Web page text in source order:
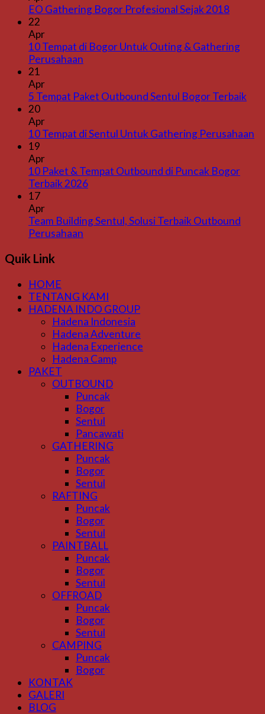
EO Gathering Bogor Profesional Sejak 2018
22
Apr
10 Tempat di Bogor Untuk Outing & Gathering
Perusahaan
21
Apr
5 Tempat Paket Outbound Sentul Bogor Terbaik
20
Apr
10 Tempat di Sentul Untuk Gathering Perusahaan
19
Apr
10 Paket & Tempat Outbound di Puncak Bogor
Terbaik 2026
17
Apr
Team Building Sentul, Solusi Terbaik Outbound
Perusahaan
Quik Link
HOME
TENTANG KAMI
HADENA INDO GROUP
Hadena Indonesia
Hadena Adventure
Hadena Experience
Hadena Camp
PAKET
OUTBOUND
Puncak
Bogor
Sentul
Pancawati
GATHERING
Puncak
Bogor
Sentul
RAFTING
Puncak
Bogor
Sentul
PAINTBALL
Puncak
Bogor
Sentul
OFFROAD
Puncak
Bogor
Sentul
CAMPING
Puncak
Bogor
KONTAK
GALERI
BLOG